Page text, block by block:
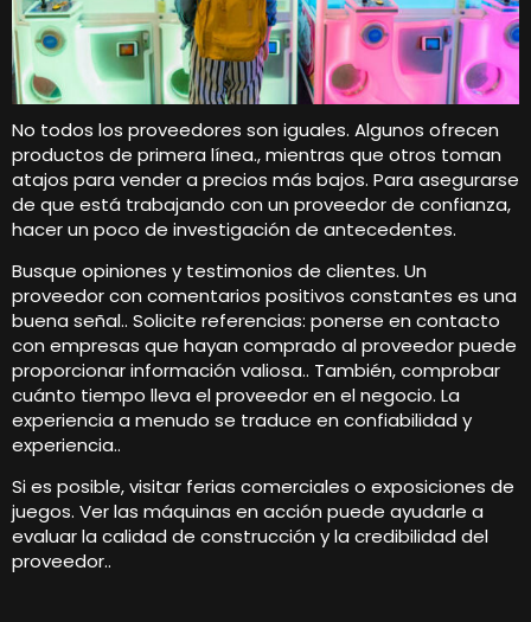
No todos los proveedores son iguales. Algunos ofrecen
productos de primera línea., mientras que otros toman
atajos para vender a precios más bajos. Para asegurarse
de que está trabajando con un proveedor de confianza,
hacer un poco de investigación de antecedentes.
Busque opiniones y testimonios de clientes. Un
proveedor con comentarios positivos constantes es una
buena señal.. Solicite referencias: ponerse en contacto
con empresas que hayan comprado al proveedor puede
proporcionar información valiosa.. También, comprobar
cuánto tiempo lleva el proveedor en el negocio. La
experiencia a menudo se traduce en confiabilidad y
experiencia..
Si es posible, visitar ferias comerciales o exposiciones de
juegos. Ver las máquinas en acción puede ayudarle a
evaluar la calidad de construcción y la credibilidad del
proveedor..